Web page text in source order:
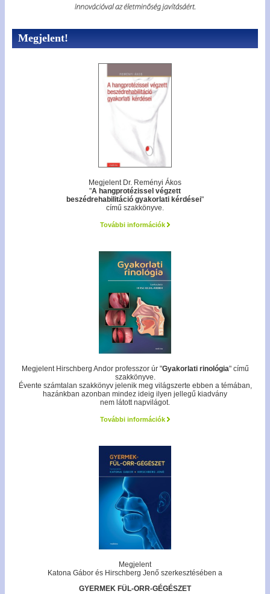
Megjelent!
Megjelent Dr. Reményi Ákos
"A hangprotézissel végzett
beszédrehabilitáció gyakorlati kérdései"
című szakkönyve.
További információk
Megjelent Hirschberg Andor professzor úr "Gyakorlati rinológia" című
szakkönyve.
Évente számtalan szakkönyv jelenik meg világszerte ebben a témában,
hazánkban azonban mindez ideig ilyen jellegű kiadvány
nem látott napvilágot.
További információk
Megjelent
Katona Gábor és Hirschberg Jenő szerkesztésében a
GYERMEK FÜL-ORR-GÉGÉSZET